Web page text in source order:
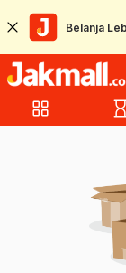
Belanja
grid_view